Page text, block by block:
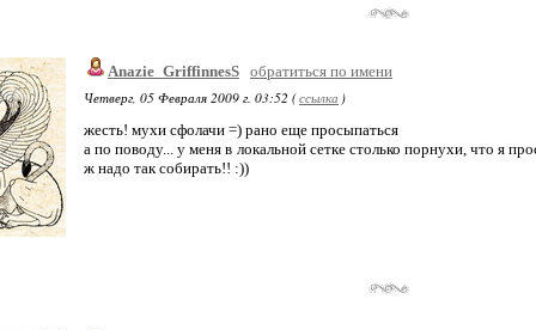
Anazie_GriffinnesS обратиться по имени
Четверг, 05 Февраля 2009 г. 03:52 (ссылка )
жесть! мухи сфолачи =) рано еще просыпаться
а по поводу... у меня в локальной сетке столько порнухи, что я
ж надо так собирать!! :))